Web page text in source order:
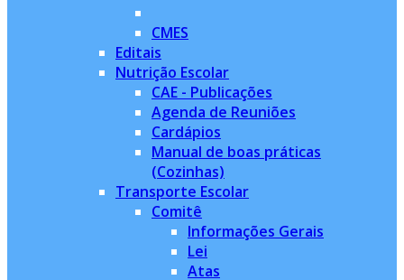
CMES
Editais
Nutrição Escolar
CAE - Publicações
Agenda de Reuniões
Cardápios
Manual de boas práticas
(Cozinhas)
Transporte Escolar
Comitê
Informações Gerais
Lei
Atas